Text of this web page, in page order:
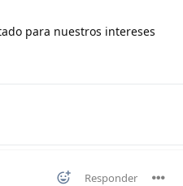
para nuestros intereses
Responder